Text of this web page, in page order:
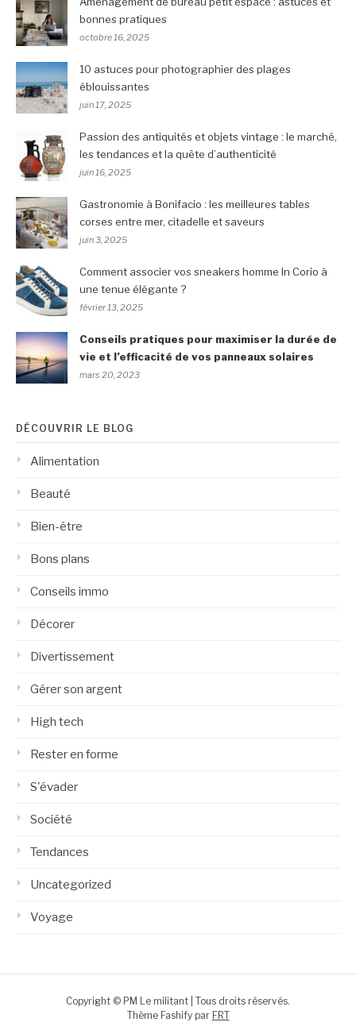
bonnes pratiques
octobre 16, 2025
10 astuces pour photographier des plages
éblouissantes
juin 17, 2025
Passion des antiquités et objets vintage : le marché,
les tendances et la quête d’authenticité
juin 16, 2025
Gastronomie à Bonifacio : les meilleures tables
corses entre mer, citadelle et saveurs
juin 3, 2025
Comment associer vos sneakers homme In Corio à
une tenue élégante ?
février 13, 2025
Conseils pratiques pour maximiser la durée de
vie et l’efficacité de vos panneaux solaires
mars 20, 2023
DÉCOUVRIR LE BLOG
Alimentation
Beauté
Bien-être
Bons plans
Conseils immo
Décorer
Divertissement
Gérer son argent
High tech
Rester en forme
S'évader
Société
Tendances
Uncategorized
Voyage
Copyright © PM Le militant | Tous droits réservés.
Thème Fashify par FRT